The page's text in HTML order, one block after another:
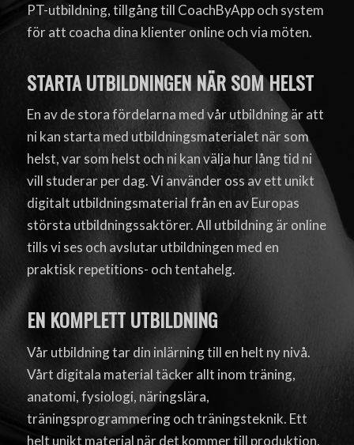
PT-utbildning, tillgång till CoachByApp och system
för att coacha dina klienter online och via möten.
STARTA UTBILDNINGEN NÄR SOM HELST
En av de stora fördelarna med vår utbildning är att
ni kan starta med utbildningsmaterialet när som
helst, var som helst och ni kan välja hur lång tid ni
vill studerar per dag. Vi använder oss av ett unikt
digitalt utbildningsmaterial från en av Europas
största utbildningssaktörer. All utbildning är online
tills vi ses och avslutar utbildningen med en
praktisk repetitions- och tentahelg.
EN KOMPLETT UTBILDNING
Vår utbildning tar din inlärning till en helt ny nivå.
Vårt digitala material täcker allt inom träning,
anatomi, fysiologi, näringslära,
träningsprogrammering och träningsteknik. Ett
helt unikt material när det kommer till produktion,